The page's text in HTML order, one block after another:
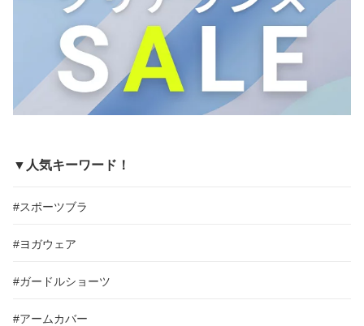
▼人気キーワード！
#スポーツブラ
#ヨガウェア
#ガードルショーツ
#アームカバー